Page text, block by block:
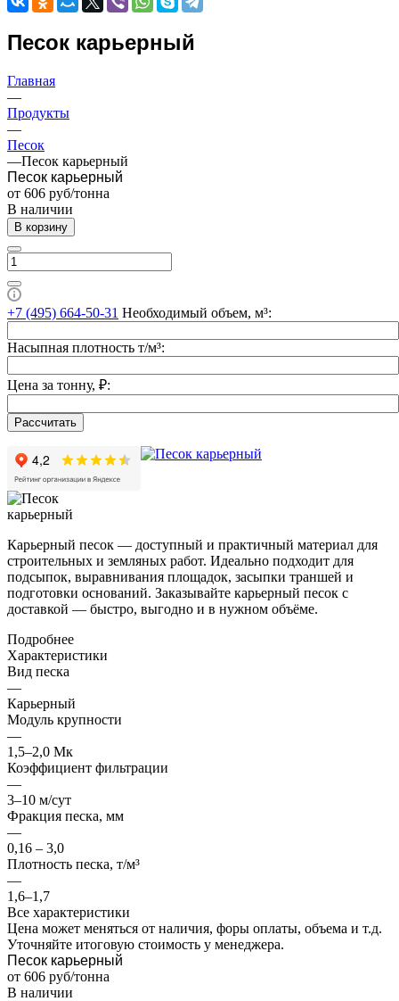
Песок карьерный
Главная
—
Продукты
—
Песок
—Песок карьерный
Песок карьерный
от 606 руб/тонна
В наличии
В корзину
+7 (495) 664-50-31 Необходимый объем, м³:
Насыпная плотность т/м³:
Цена за тонну, ₽:
Рассчитать
Карьерный песок — доступный и практичный материал для
строительных и земляных работ. Идеально подходит для
подсыпок, выравнивания площадок, засыпки траншей и
подготовки оснований. Заказывайте карьерный песок с
доставкой — быстро, выгодно и в нужном объёме.
Подробнее
Характеристики
Вид песка
—
Карьерный
Модуль крупности
—
1,5–2,0 Мк
Коэффициент фильтрации
—
3–10 м/сут
Фракция песка, мм
—
0,16 – 3,0
Плотность песка, т/м³
—
1,6–1,7
Все характеристики
Цена может меняться от наличия, форы оплаты, объема и т.д.
Уточняйте итоговую стоимость у менеджера.
Песок карьерный
от 606 руб/тонна
В наличии